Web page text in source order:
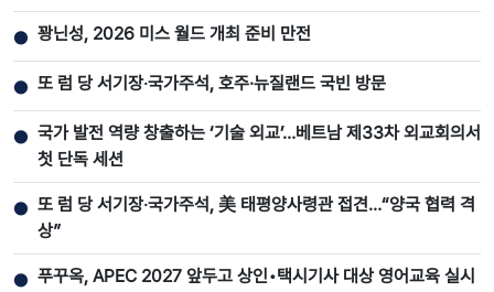
● 꽝닌성, 2026 미스 월드 개최 준비 만전
● 또 럼 당 서기장‧국가주석, 호주·뉴질랜드 국빈 방문
● 국가 발전 역량 창출하는 ‘기술 외교’…베트남 제33차 외교회의서
첫 단독 세션
● 또 럼 당 서기장‧국가주석, 美 태평양사령관 접견…“양국 협력 격
상”
● 푸꾸옥, APEC 2027 앞두고 상인•택시기사 대상 영어교육 실시